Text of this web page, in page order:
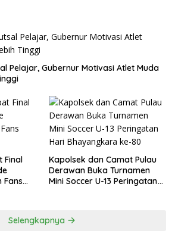
Pelajar, Gubernur Motivasi Atlet Muda
Final
Fans
Kapolsek dan Camat Pulau
Derawan Buka Turnamen
Mini Soccer U-13 Peringatan
Selengkapnya